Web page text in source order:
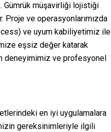
Gümrük müşavirliği lojistiği
Proje ve operasyonlarımızda
ve uyum kabiliyetimiz ile
eşsiz değer katarak
deneyimimiz ve profesyonel
en iyi uygulamalara
gereksinimleriyle ilgili